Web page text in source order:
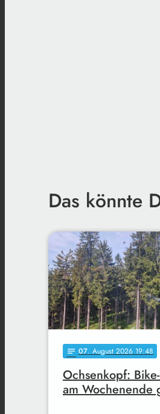
Das könnte
notes 07. August 2026 19:48
Ochsenkopf:
am Wochenende